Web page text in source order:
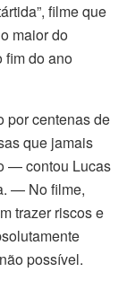
filme que
maior do
fim do ano
por centenas de
que jamais
— contou Lucas
— No filme,
trazer riscos e
possível.